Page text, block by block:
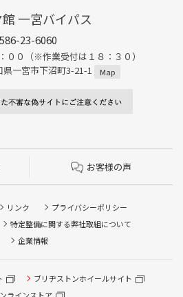
一宮バイパス
23-6060
００（※作業受付は１８：３０）
一宮市下沼町3-21-1
Map
お客様の声
リンク
プライバシーポリシー
特定整備に関する弊社取組について
企業情報
ブリヂストンホイールサイト
ラインストア
/タイヤ履き替え/オイル交換/その他